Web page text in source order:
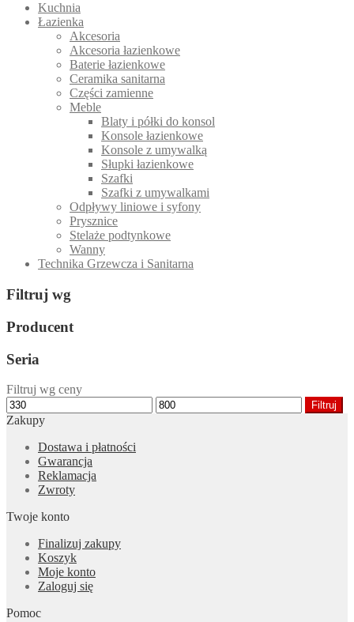
Kuchnia
Łazienka
Akcesoria
Akcesoria łazienkowe
Baterie łazienkowe
Ceramika sanitarna
Części zamienne
Meble
Blaty i półki do konsol
Konsole łazienkowe
Konsole z umywalką
Słupki łazienkowe
Szafki
Szafki z umywalkami
Odpływy liniowe i syfony
Prysznice
Stelaże podtynkowe
Wanny
Technika Grzewcza i Sanitarna
Filtruj wg
Producent
Seria
Filtruj wg ceny
Cena
min
Cena
max
Filtruj
Zakupy
Dostawa i płatności
Gwarancja
Reklamacja
Zwroty
Twoje konto
Finalizuj zakupy
Koszyk
Moje konto
Zaloguj się
Pomoc